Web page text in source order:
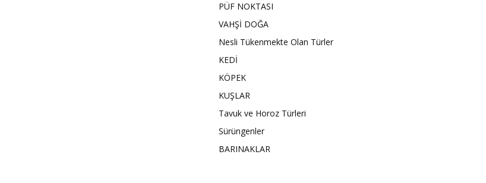
PÜF NOKTASI
VAHŞİ DOĞA
Nesli Tükenmekte Olan Türler
KEDİ
KÖPEK
KUŞLAR
Tavuk ve Horoz Türleri
Sürüngenler
BARINAKLAR